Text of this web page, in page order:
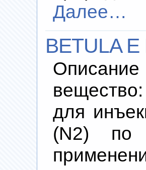
Далее…
BETULA E
для
(N2) по